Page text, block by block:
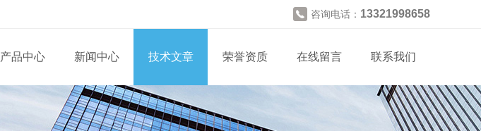
咨询电话： 13321998658
产品中心 新闻中心 技术文章 荣誉资质 在线留言 联系我们